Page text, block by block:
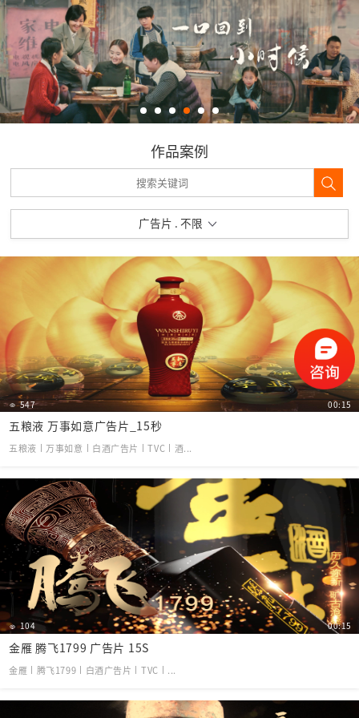
作品案例
广告片 . 不限
547 00:15
五粮液 万事如意广告片_15秒
五粮液丨万事如意丨白酒广告片丨TVC丨酒...
104 00:15
金雁 腾飞1799 广告片 15S
金雁丨腾飞1799丨白酒广告片丨TVC丨...